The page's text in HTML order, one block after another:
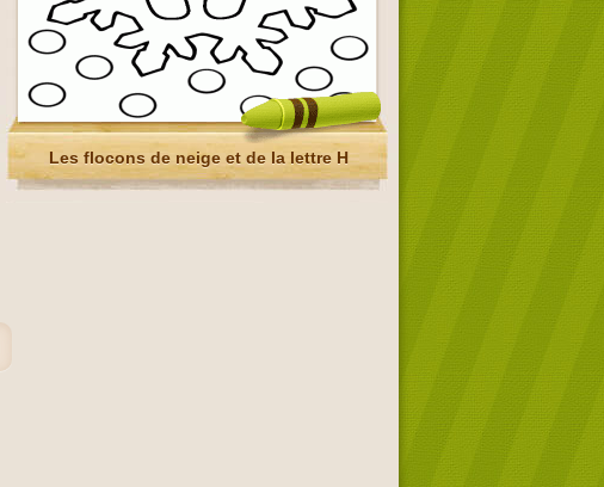
Les flocons de neige et de la lettre H